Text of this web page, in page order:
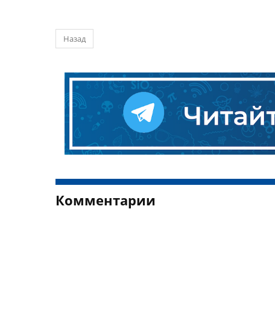
Назад
Комментарии